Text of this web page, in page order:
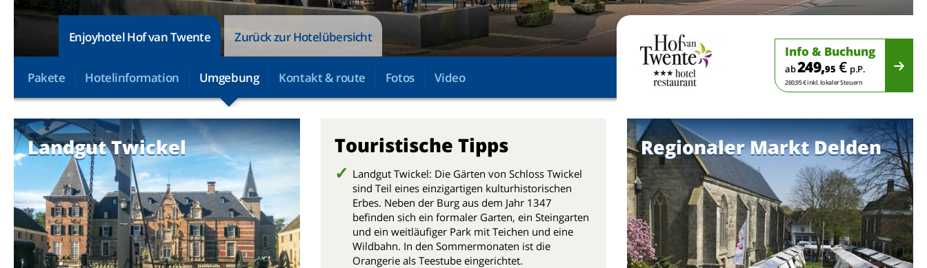
Enjoyhotel Hof van Twente Zurück zur Hotelübersicht
Pakete Hotelinformation Umgebung Kontakt & route Fotos Video
Info & Buchung
ab249,95 € p.P.
260,95 € inkl. lokaler Steuern
Landgut Twickel Touristische Tipps
Landgut Twickel: Die Gärten von Schloss Twickel
sind Teil eines einzigartigen kulturhistorischen
Erbes. Neben der Burg aus dem Jahr 1347
befinden sich ein formaler Garten, ein Steingarten
und ein weitläufiger Park mit Teichen und eine
Wildbahn. In den Sommermonaten ist die
Orangerie als Teestube eingerichtet.
Regionaler Markt Delden